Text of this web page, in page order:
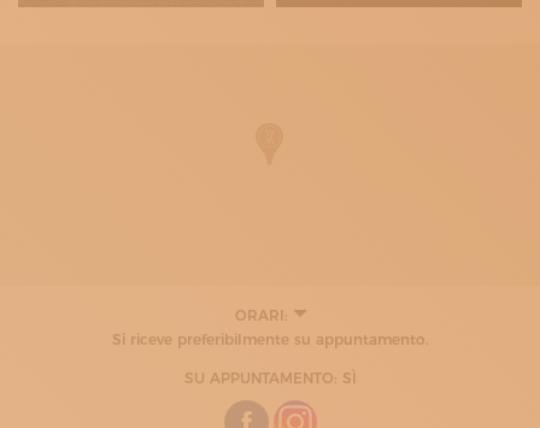
ORARI:
MARTEDÌ
15:00 - 19:00
MERCOLEDÌ
GIOVEDÌ
Si riceve preferibilmente su appuntamento.
SU APPUNTAMENTO: SÌ